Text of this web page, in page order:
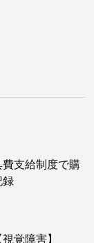
支給制度で購
録
覚障害】